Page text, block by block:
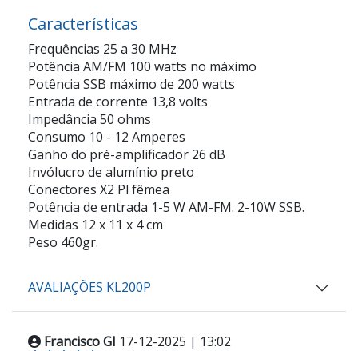
Características
Frequências 25 a 30 MHz
Potência AM/FM 100 watts no máximo
Potência SSB máximo de 200 watts
Entrada de corrente 13,8 volts
Impedância 50 ohms
Consumo 10 - 12 Amperes
Ganho do pré-amplificador 26 dB
Invólucro de alumínio preto
Conectores X2 Pl fêmea
Potência de entrada 1-5 W AM-FM. 2-10W SSB.
Medidas 12 x 11 x 4 cm
Peso 460gr.
AVALIAÇÕES KL200P
Francisco GI 17-12-2025 | 13:02